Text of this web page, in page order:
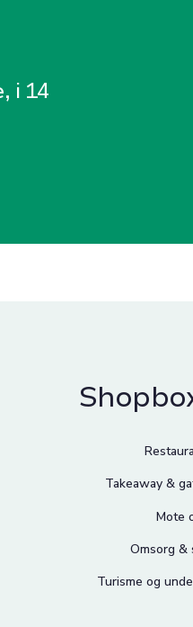
i 14
Takeaway &
Mote
Omsorg &
Turisme og